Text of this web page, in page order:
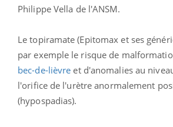
Philippe Vella de l'ANSM.
Le topiramate (Epitomax et ses
par exemple le risque de
bec-de-lièvre et d'anomalies au
l'orifice de l'urètre anormalement
(hypospadias).